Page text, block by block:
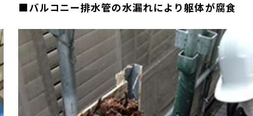
■バルコニー排水管の水漏れにより躯体が腐食